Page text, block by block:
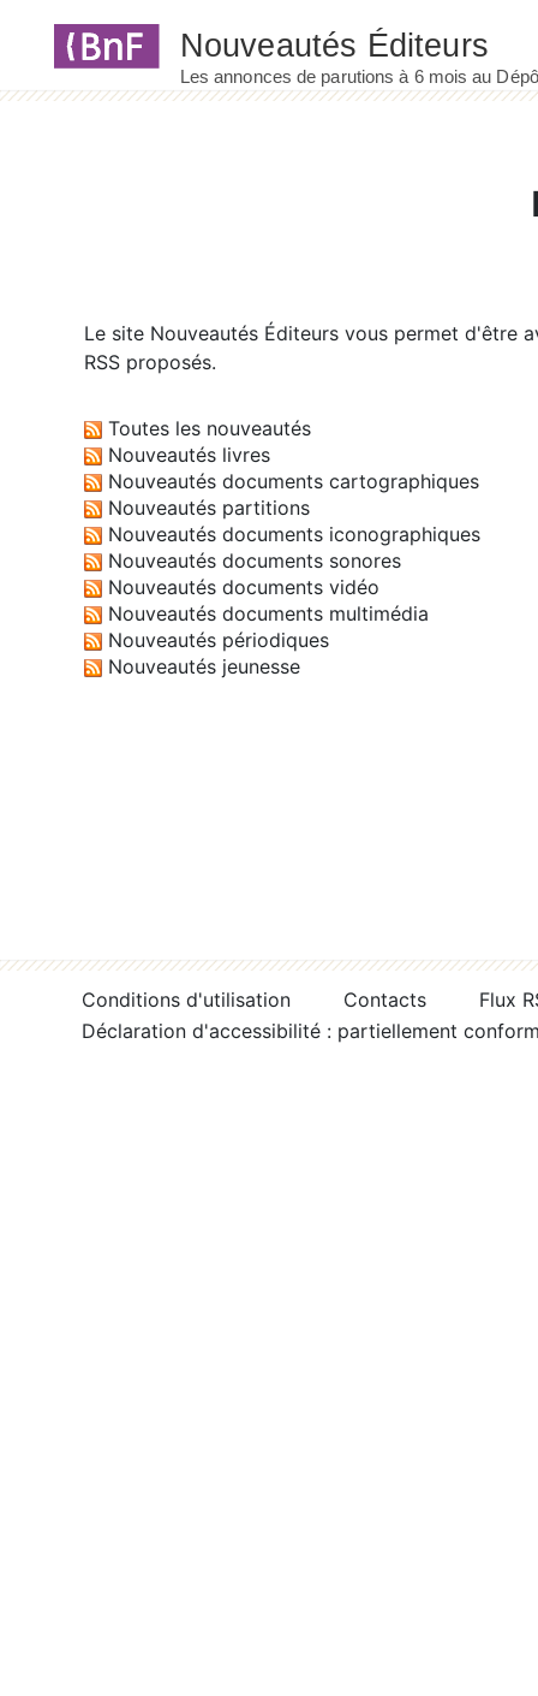
Le site Nouveautés Éditeurs vous permet d'être
RSS proposés.
Toutes les nouveautés
Nouveautés livres
Nouveautés documents cartographiques
Nouveautés partitions
Nouveautés documents iconographiques
Nouveautés documents sonores
Nouveautés documents vidéo
Nouveautés documents multimédia
Nouveautés périodiques
Nouveautés jeunesse
Conditions d'utilisation Contacts
Flux
Déclaration d'accessibilité : partiellement